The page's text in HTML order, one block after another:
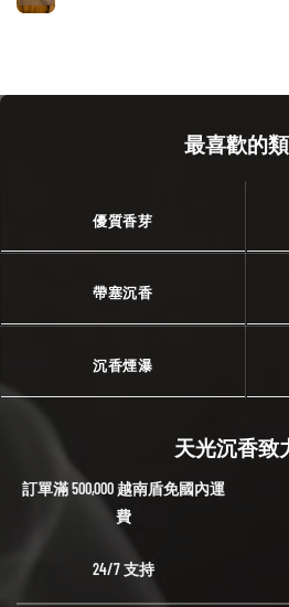
最喜歡的
優質香芽
帶塞沉香
沉香煙瀑
天光沉香致
訂單滿 500,000 越南盾免國內運
費
24/7 支持